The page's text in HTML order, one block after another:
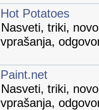
Hot Potatoes
Nasveti, triki,
vprašanja,
Paint.net
Nasveti, triki,
vprašanja,